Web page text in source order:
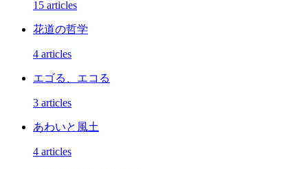
15 articles
花道の哲学
4 articles
エゴる、エコる
3 articles
あわいと風土
4 articles